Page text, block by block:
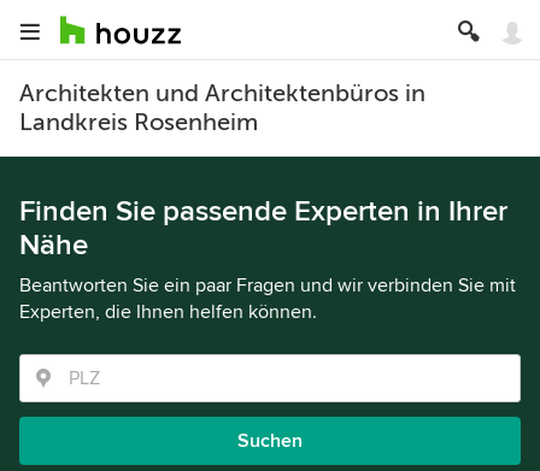
Architekten und Architektenbüros in
Landkreis Rosenheim
Finden Sie passende Experten in Ihrer
Nähe
Beantworten Sie ein paar Fragen und wir verbinden Sie mit
Experten, die Ihnen helfen können.
Suchen